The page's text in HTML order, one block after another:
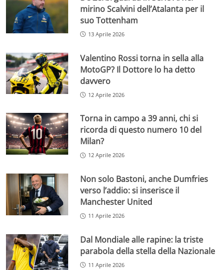
mirino Scalvini dell’Atalanta per il
suo Tottenham
13 Aprile 2026
Valentino Rossi torna in sella alla
MotoGP? Il Dottore lo ha detto
davvero
12 Aprile 2026
Torna in campo a 39 anni, chi si
ricorda di questo numero 10 del
Milan?
12 Aprile 2026
Non solo Bastoni, anche Dumfries
verso l’addio: si inserisce il
Manchester United
11 Aprile 2026
Dal Mondiale alle rapine: la triste
parabola della stella della Nazionale
11 Aprile 2026